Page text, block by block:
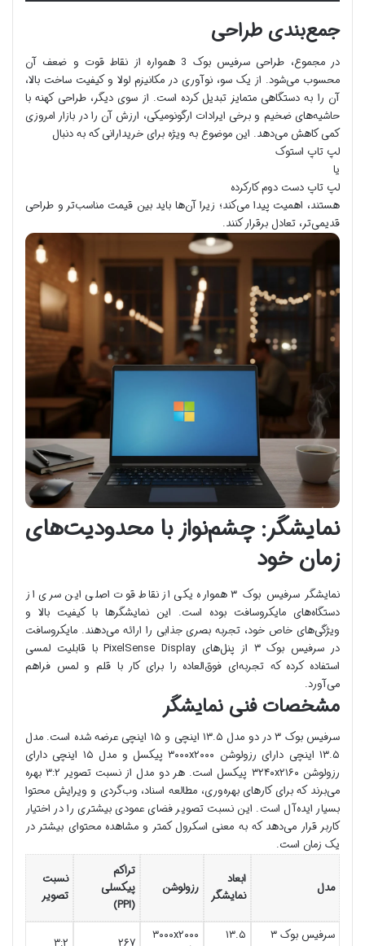
جمع‌بندی طراحی
در مجموع، طراحی سرفیس بوک 3 همواره از نقاط قوت و ضعف آن
محسوب می‌شود. از یک سو، نوآوری در مکانیزم لولا و کیفیت ساخت بالا،
آن را به دستگاهی متمایز تبدیل کرده است. از سوی دیگر، طراحی کهنه با
حاشیه‌های ضخیم و برخی ایرادات ارگونومیکی، ارزش آن را در بازار امروزی
کمی کاهش می‌دهد. این موضوع به ویژه برای خریدارانی که به دنبال
لپ تاپ استوک
یا
لپ تاپ دست دوم کارکرده
هستند، اهمیت پیدا می‌کند؛ زیرا آن‌ها باید بین قیمت مناسب‌تر و طراحی
قدیمی‌تر، تعادل برقرار کنند.
نمایشگر: چشم‌نواز با محدودیت‌های
زمان خود
نمایشگر سرفیس بوک ۳ همواره یکی از نقاط قوت اصلی این سری از
دستگاه‌های مایکروسافت بوده است. این نمایشگرها با کیفیت بالا و
ویژگی‌های خاص خود، تجربه بصری جذابی را ارائه می‌دهند. مایکروسافت
در سرفیس بوک ۳ از پنل‌های PixelSense Display با قابلیت لمسی
استفاده کرده که تجربه‌ای فوق‌العاده را برای کار با قلم و لمس فراهم
می‌آورد.
مشخصات فنی نمایشگر
سرفیس بوک ۳ در دو مدل ۱۳.۵ اینچی و ۱۵ اینچی عرضه شده است. مدل
۱۳.۵ اینچی دارای رزولوشن ۳۰۰۰x۲۰۰۰ پیکسل و مدل ۱۵ اینچی دارای
رزولوشن ۳۲۴۰x۲۱۶۰ پیکسل است. هر دو مدل از نسبت تصویر ۳:۲ بهره
می‌برند که برای کارهای بهره‌وری، مطالعه اسناد، وب‌گردی و ویرایش محتوا
بسیار ایده‌آل است. این نسبت تصویر فضای عمودی بیشتری را در اختیار
کاربر قرار می‌دهد که به معنی اسکرول کمتر و مشاهده محتوای بیشتر در
یک زمان است.
مدل
ابعاد
نمایشگر
رزولوشن
تراکم
پیکسلی
(PPI)
نسبت
تصویر
سرفیس بوک ۳
۱۳.۵
۳۰۰۰x۲۰۰۰